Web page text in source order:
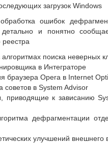
загрузок Windows
ошибок
и понятно
поиска неверных
в Интеграторе
браузера Opera в Internet
в System Advisor
к зависанию
дефрагментации
улучшений внешнего